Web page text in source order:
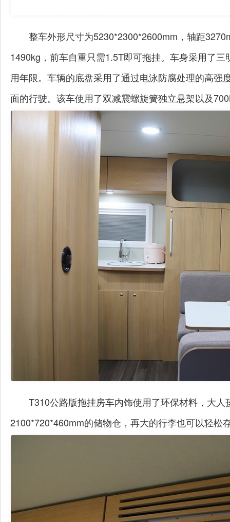
整车外形尺寸为5230*2300*2600mm，轴距
1490kg，前车自重只需1.5T即可拖挂。车身采用了
用年限。车辆的底盘采用了通过电泳防腐处理的高
面的行驶。该车使用了双减震螺旋簧独立悬架以及
T310公路版拖挂房车内饰使用了环保材料，大
2100*720*460mm的储物仓，再大的行李也可以轻松